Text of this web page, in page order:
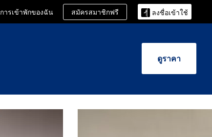
การเข้าพักของฉัน สมัครสมาชิกฟรี ลงชื่อเข้าใช้
ดูราคา